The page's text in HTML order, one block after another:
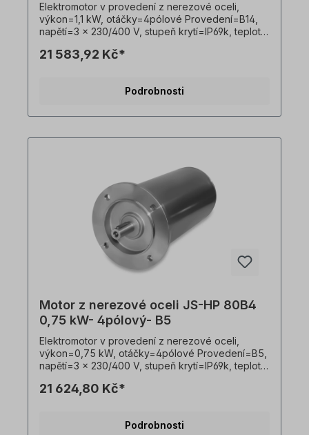
Elektromotor v provedení z nerezové oceli,
výkon=1,1 kW, otáčky=4pólové Provedení=B14,
napětí=3 x 230/400 V, stupeň krytí=IP69k, teplotní
hygienický kabelový vývod, vhodný pro
provádět pouze kvalifikovaní pracovníci
výrobků jsou nezávazné příklady!
21 583,92 Kč*
Podrobnosti
Motor z nerezové oceli JS-HP 80B4
0,75 kW- 4pólový- B5
Elektromotor v provedení z nerezové oceli,
výkon=0,75 kW, otáčky=4pólové Provedení=B5,
napětí=3 x 230/400 V, stupeň krytí=IP69k, teplotní
hygienický kabelový vývod, vhodný pro
provádět pouze kvalifikovaní pracovníci
21 624,80 Kč*
Podrobnosti